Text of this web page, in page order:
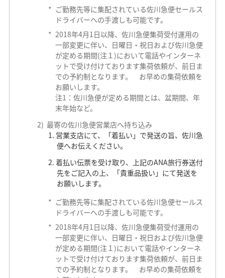
* ご勤務先等に集配されている佐川急便セールス
ドライバーへの手渡しも可能です。
* 2018年4月1日以降、佐川急便集荷受付運用の
一部変更に伴い、日曜日・祝日および佐川急便
が定める期間(注１)において電話やインターネ
ットで受け付けております集荷依頼が、前日ま
での予約制となります。 お早めの集荷依頼を
お願いします。
注1：佐川急便が定める期間とは、盆期間、年
末年始など。
最寄の佐川急便営業店へ持ち込み
営業支店にて、「着払い」で発送の旨、佐川急
便へお伝えください。
着払い伝票を受け取り、上記のANA旅行券送付
先をご記入の上、「貴重品扱い」にて発送を
お願いします。
* ご勤務先等に集配されている佐川急便セールス
ドライバーへの手渡しも可能です。
* 2018年4月1日以降、佐川急便集荷受付運用の
一部変更に伴い、日曜日・祝日および佐川急便
が定める期間(注１)において電話やインターネ
ットで受け付けております集荷依頼が、前日ま
での予約制となります。 お早めの集荷依頼を